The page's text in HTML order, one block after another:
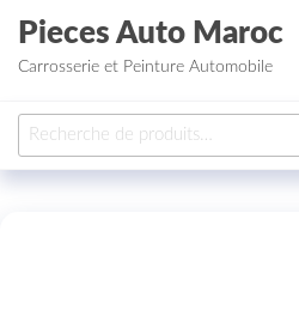
Aller au contenu
Pieces Auto Maroc
Carrosserie et Peinture Automobile
Recherche pour :